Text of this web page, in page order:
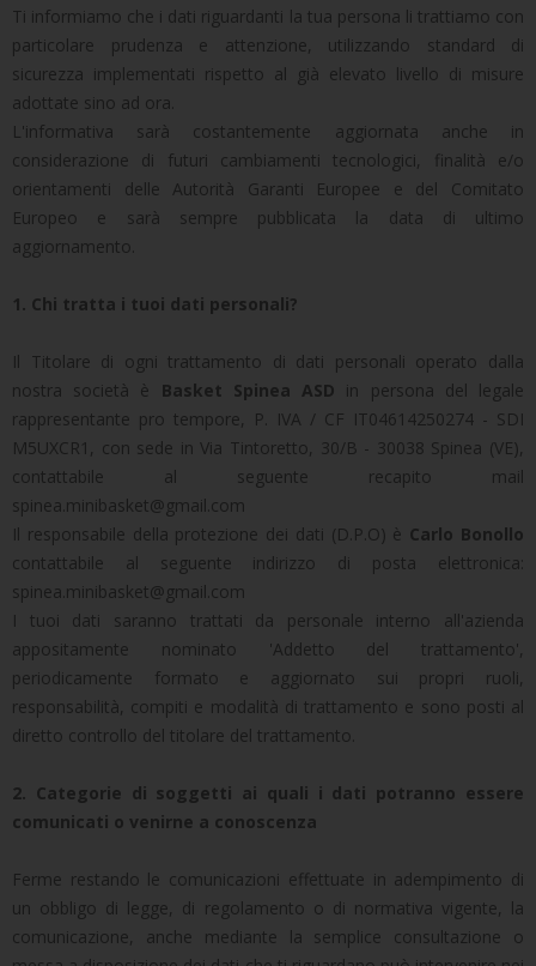
Ti informiamo che i dati riguardanti la tua persona li trattiamo con
particolare prudenza e attenzione, utilizzando standard di
sicurezza implementati rispetto al già elevato livello di misure
adottate sino ad ora.
L'informativa sarà costantemente aggiornata anche in
considerazione di futuri cambiamenti tecnologici, finalità e/o
orientamenti delle Autorità Garanti Europee e del Comitato
Europeo e sarà sempre pubblicata la data di ultimo
aggiornamento.
1. Chi tratta i tuoi dati personali?
Il Titolare di ogni trattamento di dati personali operato dalla
nostra società è Basket Spinea ASD in persona del legale
rappresentante pro tempore, P. IVA / CF IT04614250274 - SDI
M5UXCR1, con sede in Via Tintoretto, 30/B - 30038 Spinea (VE),
contattabile al seguente recapito mail
spinea.minibasket@gmail.com
Il responsabile della protezione dei dati (D.P.O) è Carlo Bonollo
contattabile al seguente indirizzo di posta elettronica:
spinea.minibasket@gmail.com
I tuoi dati saranno trattati da personale interno all'azienda
appositamente nominato 'Addetto del trattamento',
periodicamente formato e aggiornato sui propri ruoli,
responsabilità, compiti e modalità di trattamento e sono posti al
diretto controllo del titolare del trattamento.
2. Categorie di soggetti ai quali i dati potranno essere
comunicati o venirne a conoscenza
Ferme restando le comunicazioni effettuate in adempimento di
un obbligo di legge, di regolamento o di normativa vigente, la
comunicazione, anche mediante la semplice consultazione o